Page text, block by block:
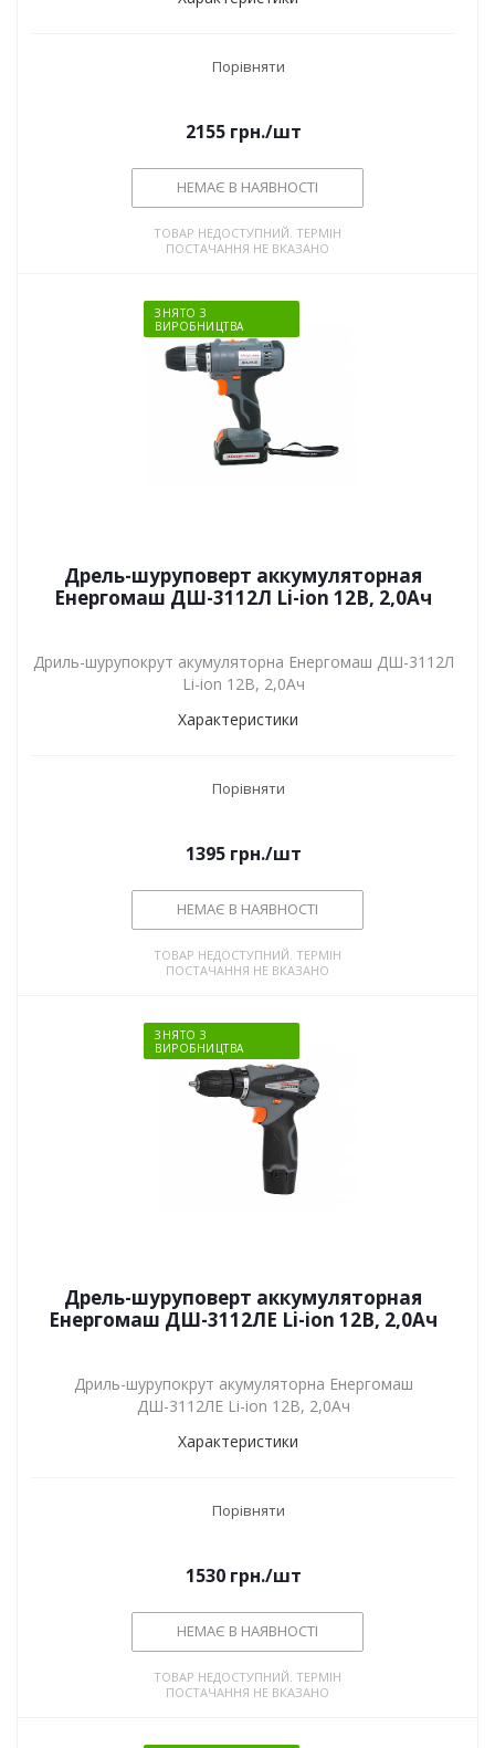
Порівняти
2155 грн./шт
НЕМАЄ В НАЯВНОСТІ
ТОВАР НЕДОСТУПНИЙ. ТЕРМІН
ПОСТАЧАННЯ НЕ ВКАЗАНО
ЗНЯТО З
ВИРОБНИЦТВА
Дрель-шуруповерт аккумуляторная
Енергомаш ДШ-3112Л Li-ion 12В, 2,0Ач
Дриль-шурупокрут акумуляторна Енергомаш ДШ-3112Л
Li-ion 12В, 2,0Ач
Характеристики
Порівняти
1395 грн./шт
НЕМАЄ В НАЯВНОСТІ
ТОВАР НЕДОСТУПНИЙ. ТЕРМІН
ПОСТАЧАННЯ НЕ ВКАЗАНО
ЗНЯТО З
ВИРОБНИЦТВА
Дрель-шуруповерт аккумуляторная
Енергомаш ДШ-3112ЛЕ Li-ion 12В, 2,0Ач
Дриль-шурупокрут акумуляторна Енергомаш
ДШ-3112ЛЕ Li-ion 12В, 2,0Ач
Характеристики
Порівняти
1530 грн./шт
НЕМАЄ В НАЯВНОСТІ
ТОВАР НЕДОСТУПНИЙ. ТЕРМІН
ПОСТАЧАННЯ НЕ ВКАЗАНО